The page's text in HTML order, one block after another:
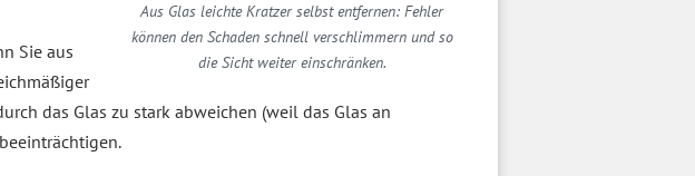
Aus Glas leichte Kratzer selbst entfernen: Fehler
können den Schaden schnell verschlimmern und so
die Sicht weiter einschränken.
Sie aus
das Glas zu stark abweichen (weil das Glas an